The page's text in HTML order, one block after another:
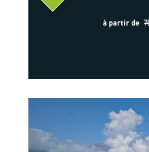
à partir de